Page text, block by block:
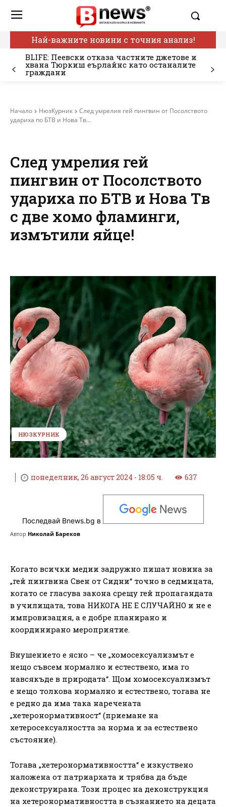
Най-важните новини с точния анализ!
BLIFE: Пеевски отказа частните джетове и
хвана Тюркиш еърлайнс като останалите
граждани
Начало НюзКурник
След умрелия гей пингвин от Посолството
удариха по БТВ и Нова Тв...
След умрелия гей
пингвин от Посолството
удариха по БТВ и Нова Тв
с две хомо фламинги,
измътили яйце!
НЮЗКУРНИК
понеделник, 26 август 2024 - 18:05 ч. 637
Последвай Bnews.bg в
Автор Николай Бареков
Koгато всички медии задружно пишат новина за
„гей пингвина Свен от Сидни“ точно в седмицата,
когато се гласува закона срещу гей пропагандата
в училищата, това НИКОГА НЕ Е СЛУЧАЙНО и не е
импровизация, а е добре планирано и
координирано мероприятие.
Внушението е ясно – че „хомосексуализмът е
нещо съвсем нормално и естествено, има го
навсякъде в природата“. Щом хомосексуализмът
е нещо толкова нормално и естествено, тогава не
е редно да има така наречената
„хетеронормативност“ (приемане на
хетеросексуалността за норма и за естествено
състояние).
Тогава „хетеронормативността“ е изкуствено
наложена от патриархата и трябва да бъде
деконструирана. Този процес на деконструкция
на хетеронормативността в съзнанието на децата